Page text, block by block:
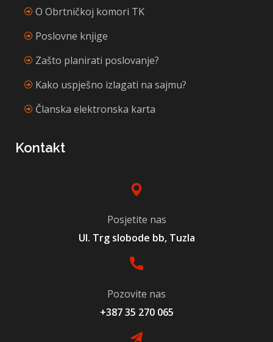
O Obrtničkoj komori TK
Poslovne knjige
Zašto planirati poslovanje?
Kako uspješno izlagati na sajmu?
Članska elektronska karta
Kontakt
Posjetite nas
Ul. Trg slobode bb, Tuzla
Pozovite nas
+387 35 270 065